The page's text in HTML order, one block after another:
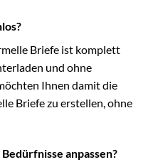
Briefe ist komplett
und ohne
Ihnen damit die
Briefe zu erstellen, ohne
anpassen?